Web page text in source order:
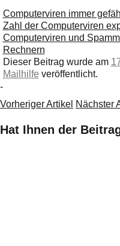
Computerviren immer
Zahl der Computerviren
Computerviren und
Rechnern
Dieser Beitrag wurde am
Mailhilfe veröffentlicht.
-
Vorheriger Artikel Nächster
Hat Ihnen der